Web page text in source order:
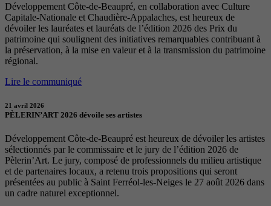
Développement Côte-de-Beaupré, en collaboration avec Culture
Capitale-Nationale et Chaudière-Appalaches, est heureux de
dévoiler les lauréates et lauréats de l’édition 2026 des Prix du
patrimoine qui soulignent des initiatives remarquables contribuant à
la préservation, à la mise en valeur et à la transmission du patrimoine
régional.
Lire le communiqué
21 avril 2026
PÈLERIN’ART 2026 dévoile ses artistes
Développement Côte-de-Beaupré est heureux de dévoiler les artistes
sélectionnés par le commissaire et le jury de l’édition 2026 de
Pèlerin’Art. Le jury, composé de professionnels du milieu artistique
et de partenaires locaux, a retenu trois propositions qui seront
présentées au public à Saint Ferréol-les-Neiges le 27 août 2026 dans
un cadre naturel exceptionnel.